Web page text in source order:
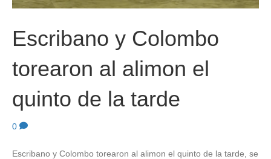
Escribano y Colombo
torearon al alimon el
quinto de la tarde
0
Escribano y Colombo torearon al alimon el quinto de la tarde, se